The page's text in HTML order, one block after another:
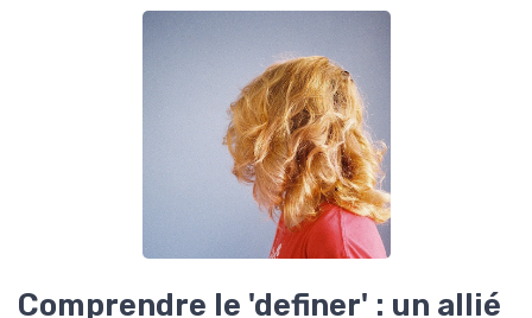
Comprendre le 'definer' : un allié